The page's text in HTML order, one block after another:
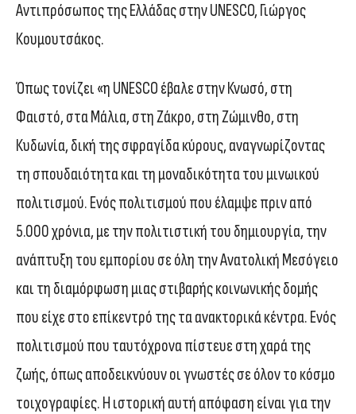
Αντιπρόσωπος της Ελλάδας στην UNESCO, Γιώργος
Κουμουτσάκος.
Όπως τονίζει «η UNESCO έβαλε στην Κνωσό, στη
Φαιστό, στα Μάλια, στη Ζάκρο, στη Ζώμινθο, στη
Κυδωνία, δική της σφραγίδα κύρους, αναγνωρίζοντας
τη σπουδαιότητα και τη μοναδικότητα του μινωικού
πολιτισμού. Ενός πολιτισμού που έλαμψε πριν από
5.000 χρόνια, με την πολιτιστική του δημιουργία, την
ανάπτυξη του εμπορίου σε όλη την Ανατολική Μεσόγειο
και τη διαμόρφωση μιας στιβαρής κοινωνικής δομής
που είχε στο επίκεντρό της τα ανακτορικά κέντρα. Ενός
πολιτισμού που ταυτόχρονα πίστευε στη χαρά της
ζωής, όπως αποδεικνύουν οι γνωστές σε όλον το κόσμο
τοιχογραφίες. Η ιστορική αυτή απόφαση είναι για την